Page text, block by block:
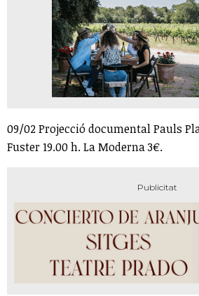
09/02 Projecció documental Pauls
Fuster 19.00 h. La Moderna 3€.